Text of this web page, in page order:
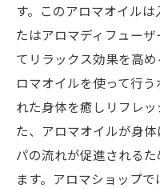
す。このアロマオイル
たはアロマディフュー
てリラックス効果を高
ロマオイルを使って行
れた身体を癒しリフレ
た、アロマオイルが身
パの流れが促進される
ます。アロマショップ